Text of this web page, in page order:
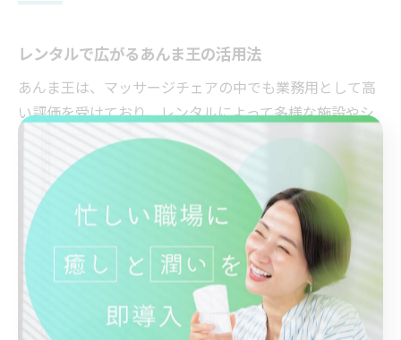
レンタルで広がるあんま王の活用法
あんま王は、マッサージチェアの中でも業務用として高
い評価を受けており、レンタルによって多様な施設やシ
ーンでの活用が広がっています。空港や複合施設、休憩
スペースなど、人が集まりやすい場所に設置されること
で、短時間でリフレッシュできる利便性が支持されてい
ます。また、初期費用を抑えて導入できる点も、レンタ
ルサービスを利用する大きなメリットです。
具体的な活用例としては、空港の搭乗待ち時間や長距離
移動前後のリフレッシュ、複合商業施設の休憩スペース
でのリラックス体験があります。利用者の声として「短